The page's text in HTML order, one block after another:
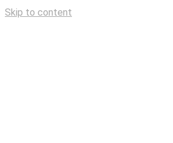
Skip to content